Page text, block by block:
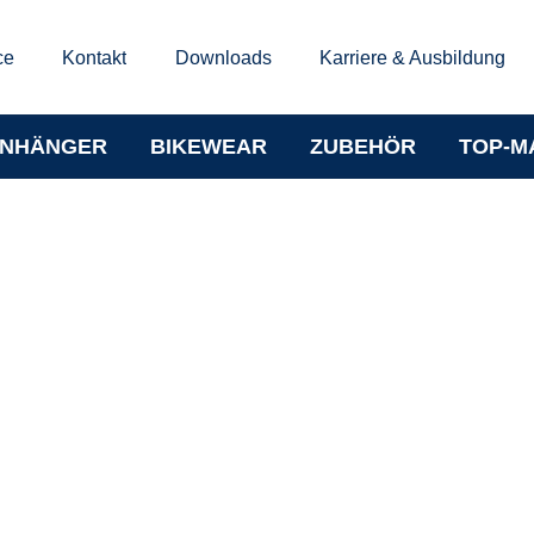
Kontakt Downloads Karriere & Ausbildung
BIKEWEAR ZUBEHÖR TOP-